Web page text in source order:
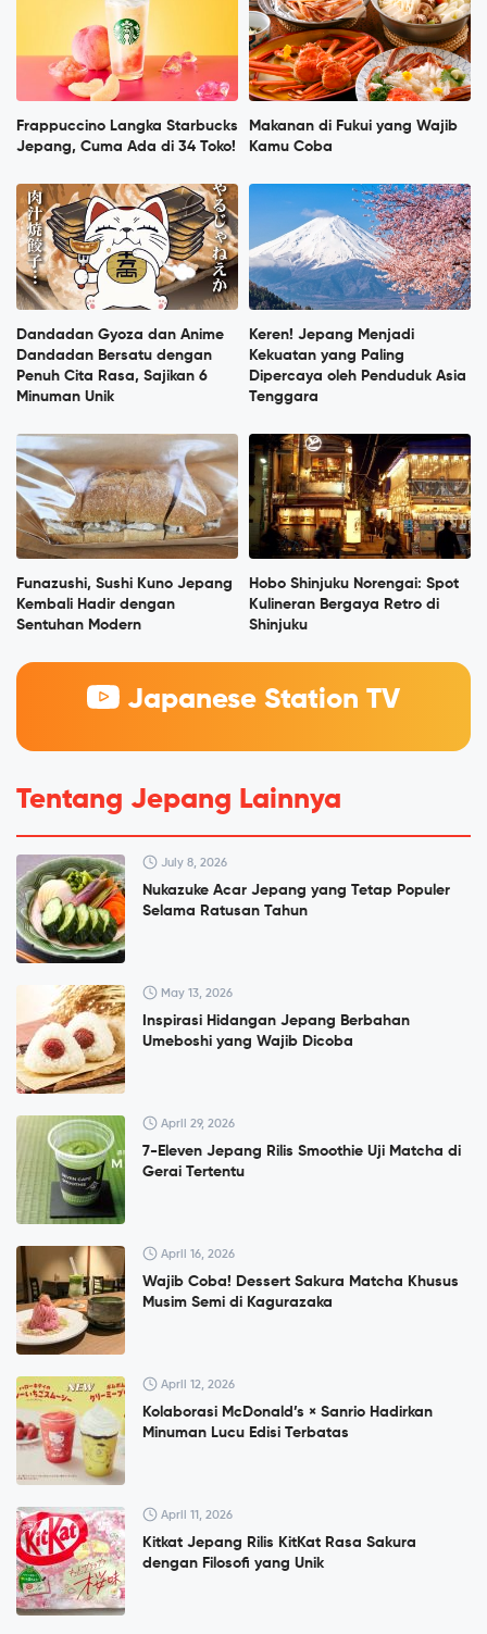
Frappuccino Langka Starbucks
Jepang, Cuma Ada di 34 Toko!
Makanan di Fukui yang Wajib
Kamu Coba
Dandadan Gyoza dan Anime
Dandadan Bersatu dengan
Penuh Cita Rasa, Sajikan 6
Minuman Unik
Keren! Jepang Menjadi
Kekuatan yang Paling
Dipercaya oleh Penduduk Asia
Tenggara
Funazushi, Sushi Kuno Jepang
Kembali Hadir dengan
Sentuhan Modern
Hobo Shinjuku Norengai: Spot
Kulineran Bergaya Retro di
Shinjuku
Japanese Station TV
Tentang Jepang Lainnya
July 8, 2026
Nukazuke Acar Jepang yang Tetap Populer
Selama Ratusan Tahun
May 13, 2026
Inspirasi Hidangan Jepang Berbahan
Umeboshi yang Wajib Dicoba
April 29, 2026
7-Eleven Jepang Rilis Smoothie Uji Matcha di
Gerai Tertentu
April 16, 2026
Wajib Coba! Dessert Sakura Matcha Khusus
Musim Semi di Kagurazaka
April 12, 2026
Kolaborasi McDonald’s × Sanrio Hadirkan
Minuman Lucu Edisi Terbatas
April 11, 2026
Kitkat Jepang Rilis KitKat Rasa Sakura
dengan Filosofi yang Unik